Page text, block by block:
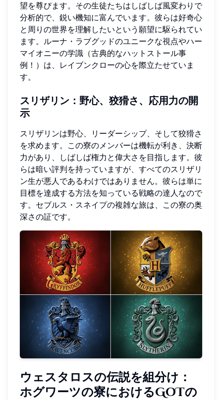
望を尊びます。その生徒たちはしばしば風変わりで
分析的で、鋭い機知に富んでいます。彼らは好奇心
と周りの世界を理解したいという願望に駆られてい
ます。ルーナ・ラブグッドのユニークな視点やハー
マイオニーの学識（古典的なハットストール事
例！）は、レイブンクローの心を際立たせていま
す。
スリザリン：野心、狡猾さ、応用力の開
示
スリザリンは野心、リーダーシップ、そして狡猾さ
を求めます。この寮のメンバーは機転が利き、決断
力があり、しばしば権力と偉大さを目指します。彼
らは暗い評判を持っていますが、すべてのスリザリ
ン生が悪人であるわけではありません。彼らは単に
目標を達成する方法を知っている戦略の達人なので
す。セブルス・スネイプの複雑な旅は、この寮の奥
深さの証です。
ウェスタロスの伝説を組分け：
ホグワーツの寮におけるGoTの